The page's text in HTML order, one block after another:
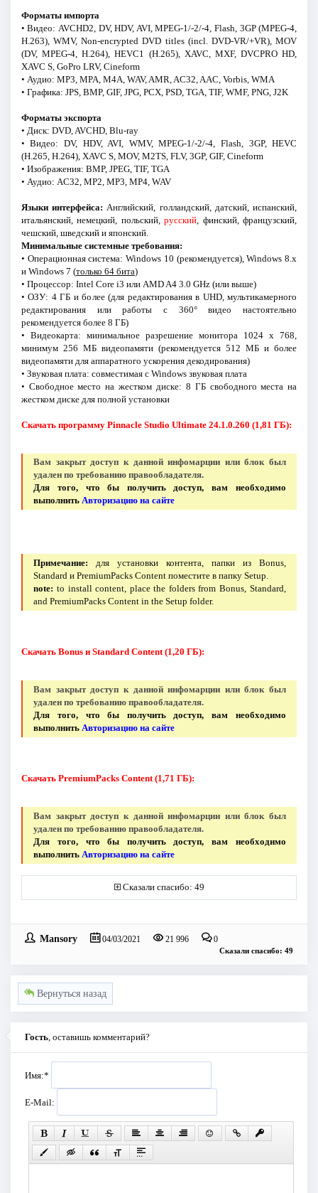
Форматы импорта
• Видео: AVCHD2, DV, HDV, AVI, MPEG-1/-2/-4, Flash, 3GP (MPEG-4,
H.263), WMV, Non-encrypted DVD titles (incl. DVD-VR/+VR), MOV
(DV, MPEG-4, H.264), HEVC1 (H.265), XAVC, MXF, DVCPRO HD,
XAVC S, GoPro LRV, Cineform
• Аудио: MP3, MPA, M4A, WAV, AMR, AC32, AAC, Vorbis, WMA
• Графика: JPS, BMP, GIF, JPG, PCX, PSD, TGA, TIF, WMF, PNG, J2K
Форматы экспорта
• Диск: DVD, AVCHD, Blu-ray
• Видео: DV, HDV, AVI, WMV, MPEG-1/-2/-4, Flash, 3GP, HEVC
(H.265, H.264), XAVC S, MOV, M2TS, FLV, 3GP, GIF, Cineform
• Изображения: BMP, JPEG, TIF, TGA
• Аудио: AC32, MP2, MP3, MP4, WAV
Языки интерфейса: Английский, голландский, датский, испанский,
итальянский, немецкий, польский,русский , финский, французский,
чешский, шведский и японский.
Минимальные системные требования:
• Операционная система: Windows 10 (рекомендуется), Windows 8.x
и Windows 7 (только 64 бита)
• Процессор: Intel Core i3 или AMD A4 3.0 GHz (или выше)
• ОЗУ: 4 ГБ и более (для редактирования в UHD, мультикамерного
редактирования или работы с 360° видео настоятельно
рекомендуется более 8 ГБ)
• Видеокарта: минимальное разрешение монитора 1024 x 768,
минимум 256 МБ видеопамяти (рекомендуется 512 МБ и более
видеопамяти для аппаратного ускорения декодирования)
• Звуковая плата: совместимая с Windows звуковая плата
• Свободное место на жестком диске: 8 ГБ свободного места на
жестком диске для полной установки
Скачать программу Pinnacle Studio Ultimate 24.1.0.260 (1,81 ГБ):
Вам закрыт доступ к данной инфомарции или блок был
удален по требованию правообладателя.
Для того, что бы получить доступ, вам необходимо
выполнитьАвторизацию на сайте
Примечание: для установки контента, папки из Bonus,
Standard и PremiumPacks Content поместите в папку Setup.
note: to install content, place the folders from Bonus, Standard,
and PremiumPacks Content in the Setup folder.
Скачать Bonus и Standard Content (1,20 ГБ):
Вам закрыт доступ к данной инфомарции или блок был
удален по требованию правообладателя.
Для того, что бы получить доступ, вам необходимо
выполнить Авторизацию на сайте
Скачать PremiumPacks Content (1,71 ГБ):
Вам закрыт доступ к данной инфомарции или блок был
удален по требованию правообладателя.
Для того, что бы получить доступ, вам необходимо
выполнить Авторизацию на сайте
Сказали спасибо: 49
Mansory 04/03/2021 21 996 0
Сказали спасибо: 49
Вернуться назад
Гость , оставишь комментарий?
Имя:*
E-Mail: